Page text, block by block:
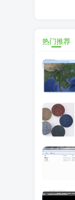
热门推荐